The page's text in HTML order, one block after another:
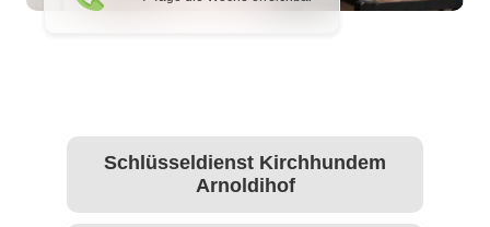
Schlüsseldienst Kirchhundem
Arnoldihof